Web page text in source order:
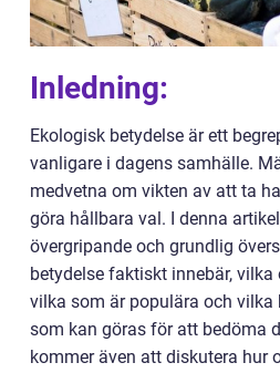
Inledning:
Ekologisk betydelse är ett
vanligare i dagens samhälle.
medvetna om vikten av att ta
göra hållbara val. I denna
övergripande och grundlig
betydelse faktiskt innebär,
vilka som är populära och
som kan göras för att bedöma
kommer även att diskutera hur